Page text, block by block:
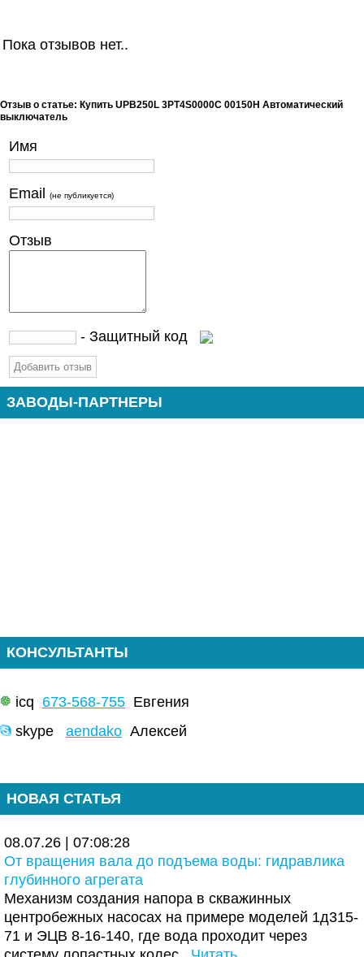
Пока отзывов нет..
Отзыв о статье: Купить UPB250L 3PT4S0000C 00150H Автоматический
выключатель
Имя
Email (не публикуется)
Отзыв
- Защитный код
ЗАВОДЫ-ПАРТНЕРЫ
КОНСУЛЬТАНТЫ
icq 673-568-755 Евгения
skype aendako Алексей
НОВАЯ СТАТЬЯ
08.07.26 | 07:08:28
От вращения вала до подъема воды: гидравлика
глубинного агрегата
Механизм создания напора в скважинных
центробежных насосах на примере моделей 1д315-
71 и ЭЦВ 8-16-140, где вода проходит через